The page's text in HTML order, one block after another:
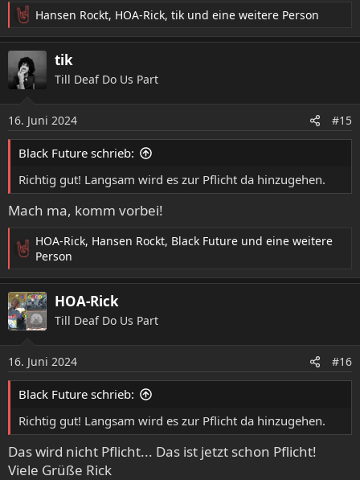
R
e
a
k
t
n
e
n
Hansen Rockt, HOA-Rick, tik und eine weitere Person
tik
Till Deaf Do Us Part
16. Juni 2024 #15
Black Future schrieb:
Richtig gut! Langsam wird es zur Pflicht da hinzugehen.
Mach ma, komm vorbei!
R
a
k
t
i
o
n
e
n
HOA-Rick, Hansen Rockt, Black Future und eine weitere
Person
HOA-Rick
Till Deaf Do Us Part
16. Juni 2024 #16
Black Future schrieb:
Richtig gut! Langsam wird es zur Pflicht da hinzugehen.
Das wird nicht Pflicht... Das ist jetzt schon Pflicht!
Viele Grüße Rick